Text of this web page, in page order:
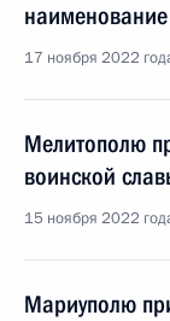
наименование
17 ноября 2022
Мелитополю
воинской
15 ноября 2022
Мариуполю